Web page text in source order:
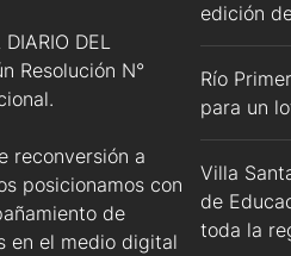
DEL
Resolución N°
reconversión a
posicionamos con
de
en el medio digital
edición
Río
para un
Villa
de
toda la